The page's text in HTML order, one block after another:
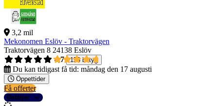
3,2 mil
Mekonomen Eslöv - Traktorvägen
Traktorvägen 8 24138 Eslöv
4,7
153 betyg
Du kan tidigast få tid: måndag den 17 augusti
Öppettider
Få offerter
Detaljer